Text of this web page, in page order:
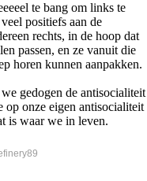
te bang om links te
positiefs aan de
rechts, in de hoop dat
passen, en ze vanuit die
horen kunnen aanpakken.
gedogen de antisocialiteit
op onze eigen antisocialiteit
is waar we in leven.